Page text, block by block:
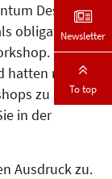
Design bei
obligatorische
hatten noch
zu
in der
Aus­­druck zu.
Newsletter
To top